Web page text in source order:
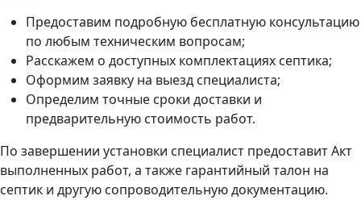
Предоставим подробную бесплатную консультацию
по любым техническим вопросам;
Расскажем о доступных комплектациях септика;
Оформим заявку на выезд специалиста;
Определим точные сроки доставки и
предварительную стоимость работ.
По завершении установки специалист предоставит Акт
выполненных работ, а также гарантийный талон на
септик и другую сопроводительную документацию.